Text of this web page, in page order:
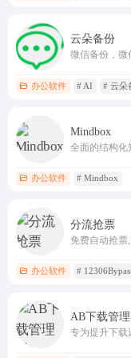
云朵备份
微信备份，微
办公软件 # AI # 云朵
Mindbox
全面的结构化
办公软件 # Mindbox
分流抢票
办公软件 #
AB下载管
专为提升下载